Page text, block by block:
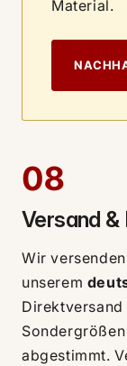
Material.
08
Versand &
Wir
unserem
abgestimmt.